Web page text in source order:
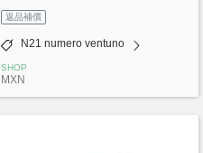
返品補償
N21 numero ventuno
SHOP
MXN